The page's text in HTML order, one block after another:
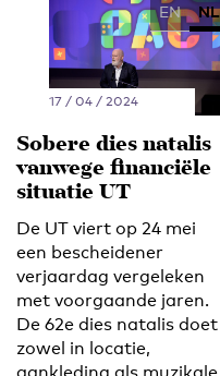
EN NL
17 / 04 / 2024
Sobere dies natalis
vanwege financiële
situatie UT
De UT viert op 24 mei
een bescheidener
verjaardag vergeleken
met voorgaande jaren.
De 62e dies natalis doet
zowel in locatie,